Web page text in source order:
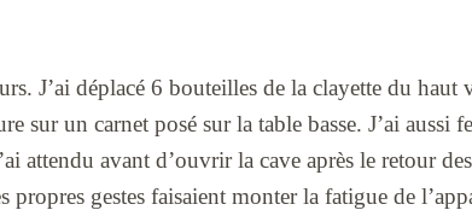
J’ai déplacé 6 bouteilles de la clayette du haut
sur un carnet posé sur la table basse. J’ai aussi
attendu avant d’ouvrir la cave après le retour des
propres gestes faisaient monter la fatigue de